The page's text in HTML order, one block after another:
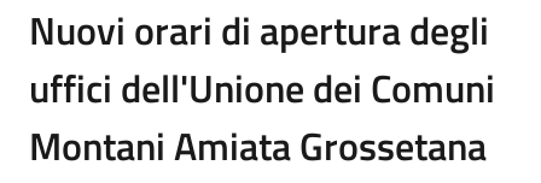
Nuovi orari di apertura degli
uffici dell'Unione dei Comuni
Montani Amiata Grossetana